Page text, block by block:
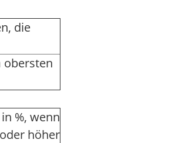
die
obersten
%, wenn
höher